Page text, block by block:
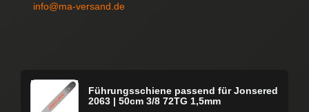
info@ma-versand.de
Führungsschiene passend für Jonsered
2063 | 50cm 3/8 72TG 1,5mm